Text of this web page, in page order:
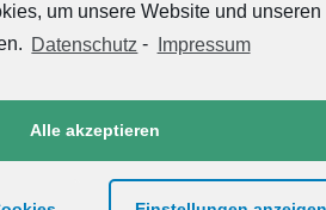
um unsere Website und unseren
Datenschutz - Impressum
Alle akzeptieren